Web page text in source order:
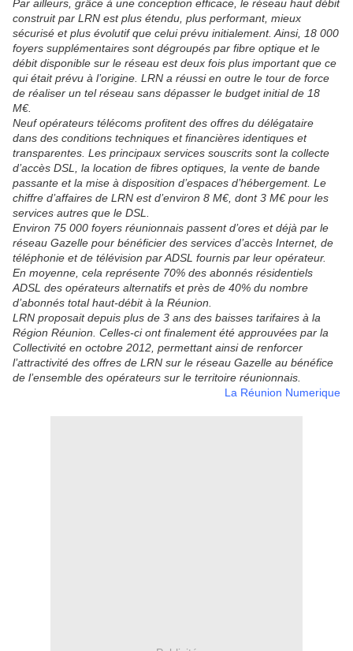
Par ailleurs, grâce à une conception efficace, le réseau haut débit
construit par LRN est plus étendu, plus performant, mieux
sécurisé et plus évolutif que celui prévu initialement. Ainsi, 18 000
foyers supplémentaires sont dégroupés par fibre optique et le
débit disponible sur le réseau est deux fois plus important que ce
qui était prévu à l’origine. LRN a réussi en outre le tour de force
de réaliser un tel réseau sans dépasser le budget initial de 18
M€.
Neuf opérateurs télécoms profitent des offres du délégataire
dans des conditions techniques et financières identiques et
transparentes. Les principaux services souscrits sont la collecte
d’accès DSL, la location de fibres optiques, la vente de bande
passante et la mise à disposition d’espaces d’hébergement. Le
chiffre d’affaires de LRN est d’environ 8 M€, dont 3 M€ pour les
services autres que le DSL.
Environ 75 000 foyers réunionnais passent d’ores et déjà par le
réseau Gazelle pour bénéficier des services d’accès Internet, de
téléphonie et de télévision par ADSL fournis par leur opérateur.
En moyenne, cela représente 70% des abonnés résidentiels
ADSL des opérateurs alternatifs et près de 40% du nombre
d’abonnés total haut-débit à la Réunion.
LRN proposait depuis plus de 3 ans des baisses tarifaires à la
Région Réunion. Celles-ci ont finalement été approuvées par la
Collectivité en octobre 2012, permettant ainsi de renforcer
l’attractivité des offres de LRN sur le réseau Gazelle au bénéfice
de l’ensemble des opérateurs sur le territoire réunionnais.
La Réunion Numerique